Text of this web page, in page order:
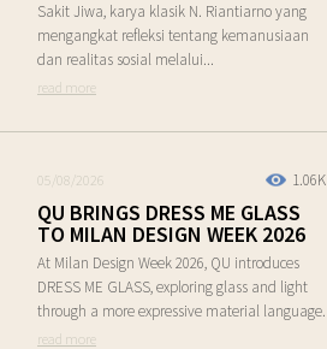
Sakit Jiwa, karya klasik N. Riantiarno yang
mengangkat refleksi tentang kemanusiaan
dan realitas sosial melalui...
read more
1.06K
05/08/2026
QU BRINGS DRESS ME GLASS
TO MILAN DESIGN WEEK 2026
At Milan Design Week 2026, QU introduces
DRESS ME GLASS, exploring glass and light
through a more expressive material language.
read more